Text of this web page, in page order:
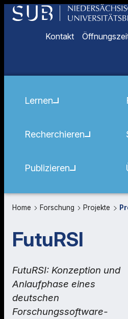
Kontakt
Lernen
Recherchieren
Publizieren
Home Forschung Projekte
FutuRSI
FutuRSI: Konzeption und
Anlaufphase eines
deutschen
Forschungssoftware-